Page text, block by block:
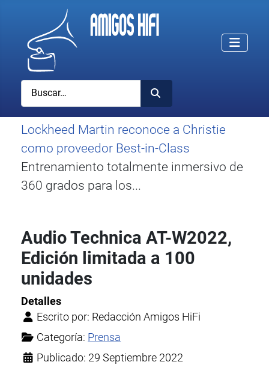
Buscar
Lockheed Martin reconoce a Christie
como proveedor Best-in-Class
Entrenamiento totalmente inmersivo de
360 grados para los...
Audio Technica AT-W2022,
Edición limitada a 100
unidades
Detalles
Escrito por: Redacción Amigos HiFi
Categoría: Prensa
Publicado: 29 Septiembre 2022